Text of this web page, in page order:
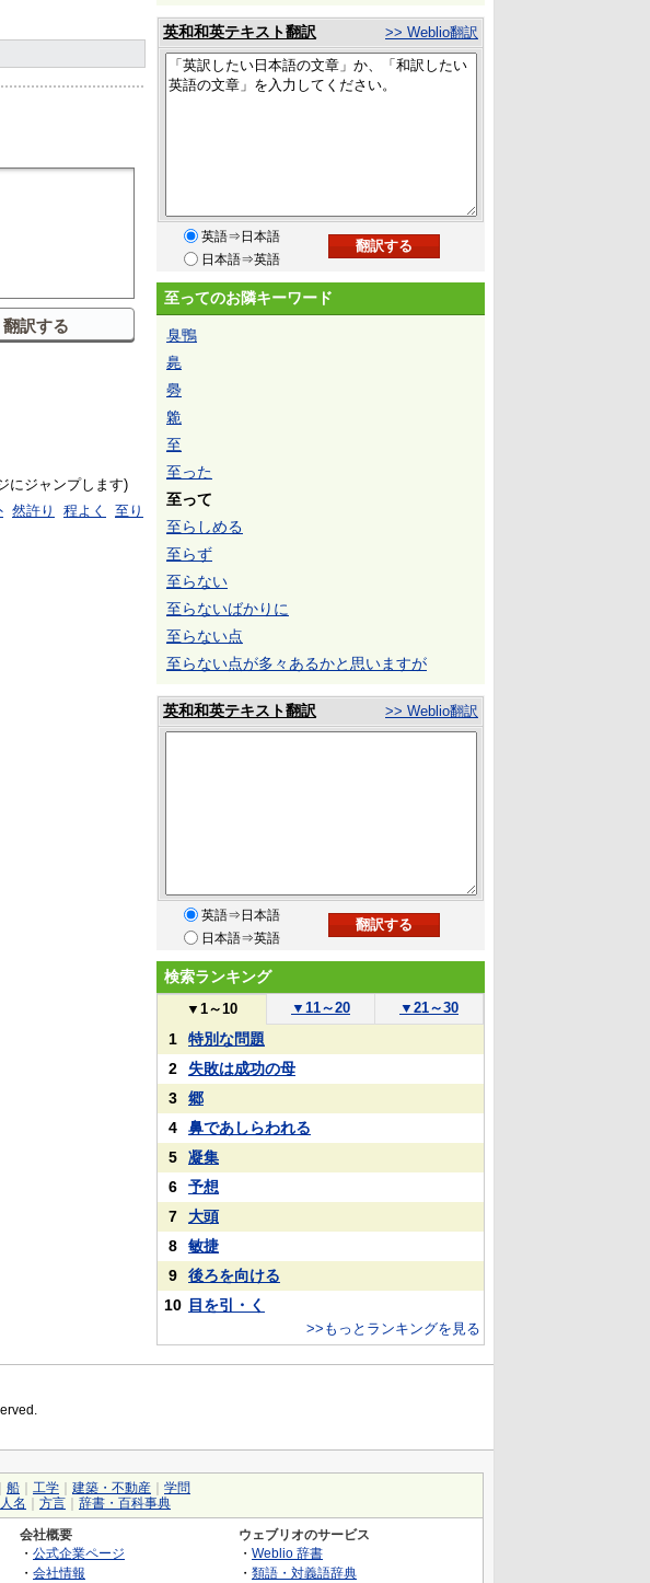
にジャンプします)
然許り 程よく
至り
英和和英テキスト翻訳 >> Weblio翻訳
英語⇒日本語
日本語⇒英語
至ってのお隣キーワード
臭鴨
臰
臱
臲
至
至った
至って
至らしめる
至らず
至らない
至らないばかりに
至らない点
至らない点が多々あるかと思いますが
英和和英テキスト翻訳 >> Weblio翻訳
英語⇒日本語
日本語⇒英語
検索ランキング
▼ 1～10 ▼ 11～20 ▼ 21～30
1
特別な問題
2
失敗は成功の母
3
郷
4
鼻であしらわれる
5
凝集
6
予想
7
大頭
8
敏捷
9
後ろを向ける
10 目を引・く
>>もっとランキングを見る
船 工学 建築・不動産
学問
人名 方言 辞書・百科事典
会社概要
・ 公式企業ページ
・ 会社情報
ウェブリオのサービス
・ Weblio 辞書
・ 類語・対義語辞典